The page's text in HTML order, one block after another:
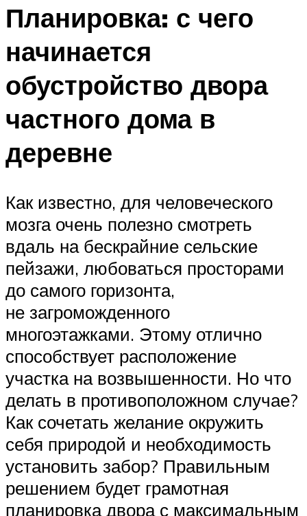
Планировка: с чего
начинается
обустройство двора
частного дома в
деревне
Как известно, для человеческого
мозга очень полезно смотреть
вдаль на бескрайние сельские
пейзажи, любоваться просторами
до самого горизонта,
не загроможденного
многоэтажками. Этому отлично
способствует расположение
участка на возвышенности. Но что
делать в противоположном случае?
Как сочетать желание окружить
себя природой и необходимость
установить забор? Правильным
решением будет грамотная
планировка двора с максимальным